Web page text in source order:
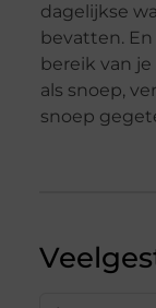
dagelijkse
bevatten.
bereik van
als snoep,
snoep